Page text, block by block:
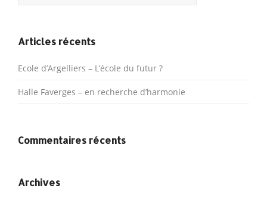
Articles récents
Ecole d’Argelliers – L’école du futur ?
Halle Faverges – en recherche d’harmonie
Commentaires récents
Archives